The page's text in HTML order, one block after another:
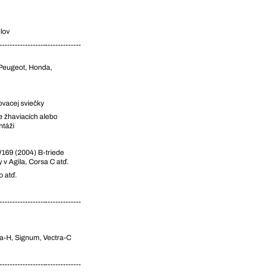
Honda,
sviečky
žhaviacích alebo
(2004) B-triede
v Agila, Corsa C atď.
atď.
H, Signum, Vectra-C